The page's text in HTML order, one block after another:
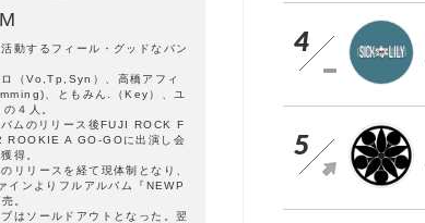
動するフィール・グッドなバン
ロ（Vo,Tp,Syn）、高橋アフィ
、ともみん.（Key）、ユ
４人。
ムのリリース後FUJI ROCK F
A GO-GOに出演し会
得。
リリースを経て現体制となり、
インよりフルアルバム『NEWP
。
はソールドアウトとなった。翌